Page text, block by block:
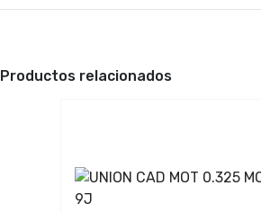
Productos relacionados